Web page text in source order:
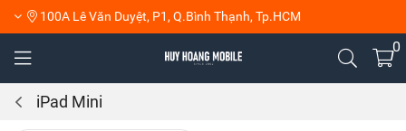
100A Lê Văn Duyệt, P1, Q.Bình Thạnh, Tp.HCM
0
iPad Mini